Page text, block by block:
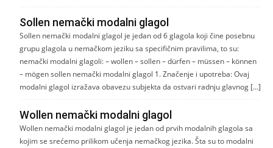
Sollen nemački modalni glagol
Sollen nemački modalni glagol je jedan od 6 glagola koji čine posebnu
grupu glagola u nemačkom jeziku sa specifičnim pravilima, to su:
nemački modalni glagoli: – wollen – sollen – dürfen – müssen – können
– mögen sollen nemački modalni glagol 1. Značenje i upotreba: Ovaj
modalni glagol izražava obavezu subjekta da ostvari radnju glavnog […]
Wollen nemački modalni glagol
Wollen nemački modalni glagol je jedan od prvih modalnih glagola sa
kojim se srećemo prilikom učenja nemačkog jezika. Šta su to modalni